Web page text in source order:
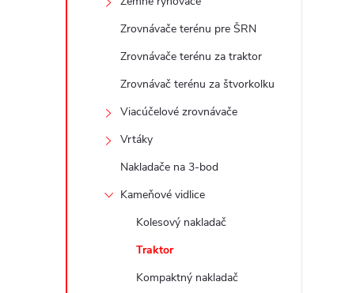
Zrovnávače terénu pre ŠRN
Zrovnávače terénu za traktor
Zrovnávač terénu za štvorkolku
Viacúčelové zrovnávače
Vrtáky
Nakladače na 3-bod
Kameňové vidlice
Kolesový nakladač
Traktor
Kompaktný nakladač